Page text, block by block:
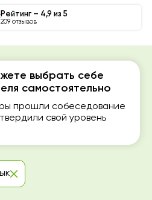
выбрать себе
самостоятельно
прошли собеседование
свой уровень
Рейтинг – 4,9 из 5
209 отзывов